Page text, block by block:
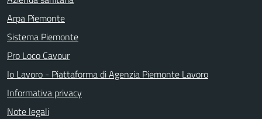
Arpa Piemonte
Sistema Piemonte
Pro Loco Cavour
Io Lavoro - Piattaforma di Agenzia Piemonte Lavoro
Informativa privacy
Note legali